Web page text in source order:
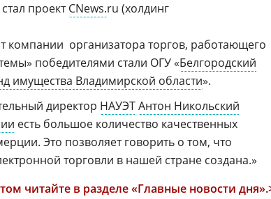
проектCNews.ru (холдинг
 организатора торгов, работающего
победителями стали ОГУ «Белгородский
имущества Владимирской области».
директор НАУЭТАнтон Никольский
есть большое количество качественных
Это позволяет говорить о том, что
торговли в нашей стране создана.»
читайте в разделе «Главные новости